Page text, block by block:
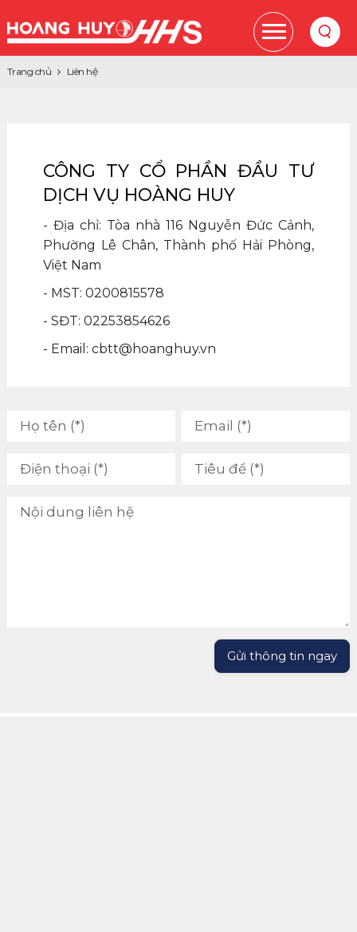
Trang chủ Liên hệ
CÔNG TY CỔ PHẦN ĐẦU TƯ
DỊCH VỤ HOÀNG HUY
- Địa chỉ: Tòa nhà 116 Nguyễn Đức Cảnh,
Phường Lê Chân, Thành phố Hải Phòng,
Việt Nam
- MST: 0200815578
- SĐT: 02253854626
- Email: cbtt@hoanghuy.vn
Gửi thông tin ngay